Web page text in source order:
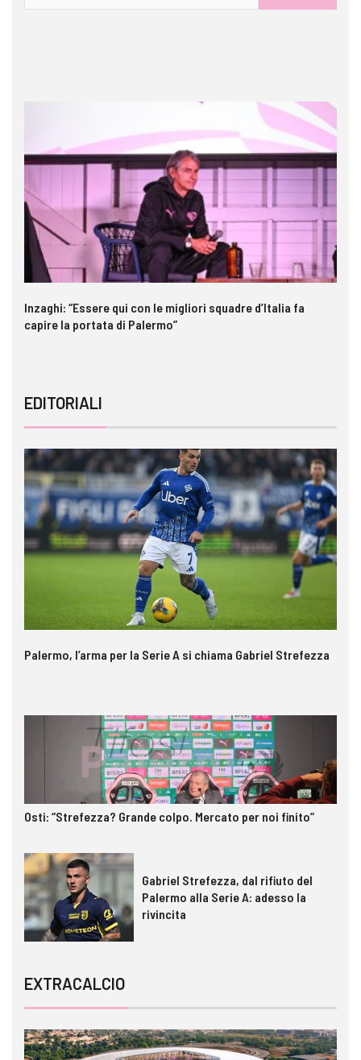
Inzaghi: “Essere qui con le migliori squadre d’Italia fa
capire la portata di Palermo”
EDITORIALI
Palermo, l’arma per la Serie A si chiama Gabriel Strefezza
Osti: “Strefezza? Grande colpo. Mercato per noi finito”
Gabriel Strefezza, dal rifiuto del
Palermo alla Serie A: adesso la
rivincita
EXTRACALCIO